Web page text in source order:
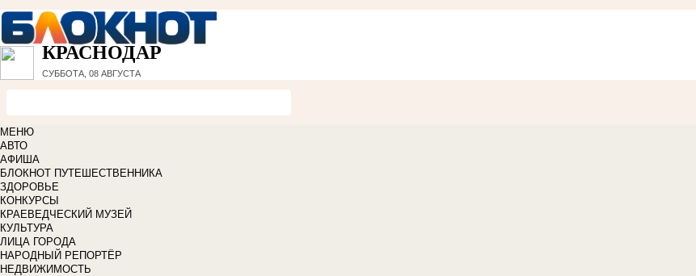
КРАСНОДАР
СУББОТА, 08 АВГУСТА
МЕНЮ
АВТО
АФИША
БЛОКНОТ ПУТЕШЕСТВЕННИКА
ЗДОРОВЬЕ
КОНКУРСЫ
КРАЕВЕДЧЕСКИЙ МУЗЕЙ
КУЛЬТУРА
ЛИЦА ГОРОДА
НАРОДНЫЙ РЕПОРТЁР
НЕДВИЖИМОСТЬ